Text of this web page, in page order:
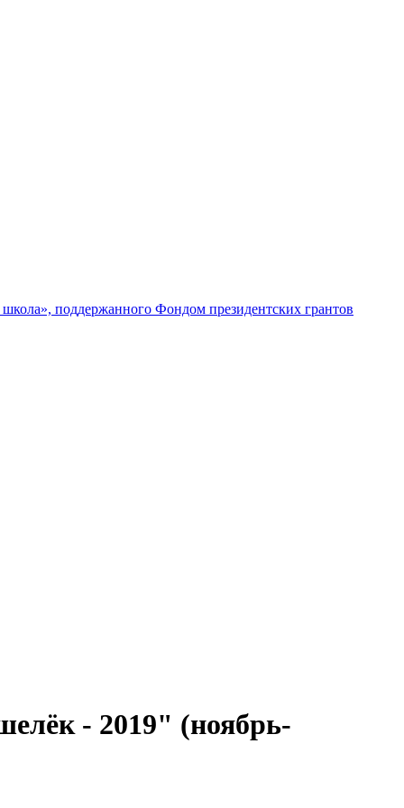
поддержанного Фондом президентских грантов
- 2019" (ноябрь-